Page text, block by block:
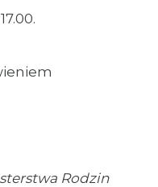
Rodzin